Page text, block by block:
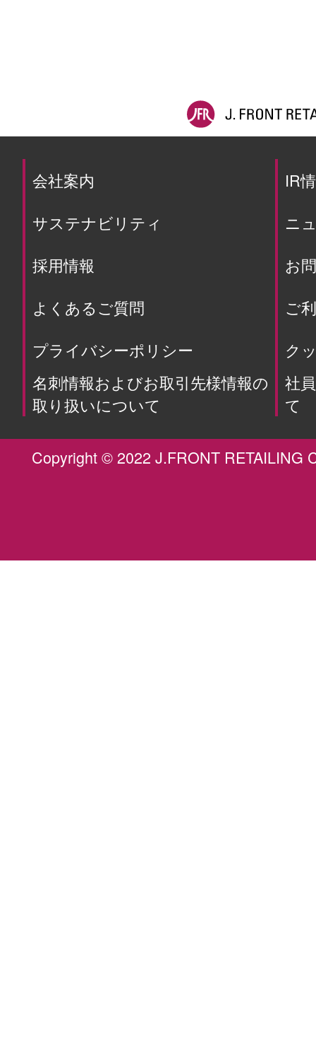
会社案内
IR
サステナビリティ
ニ
採用情報
お
よくあるご質問
ご
プライバシーポリシー
ク
名刺情報およびお取引先様情報の
取り扱いについて
社
て
Copyright © 2022 J.FRONT RETAILING